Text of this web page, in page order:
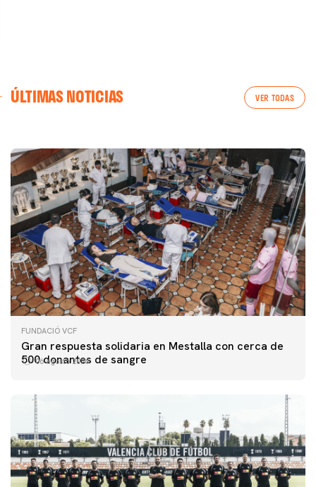
ÚLTIMAS NOTICIAS VER TODAS
ENTRENAMIENTO DEL VALENCIA CF 6/8/2026
FUNDACIÓ VCF
Gran respuesta solidaria en Mestalla con cerca de
500 donantes de sangre
06 agosto 2026